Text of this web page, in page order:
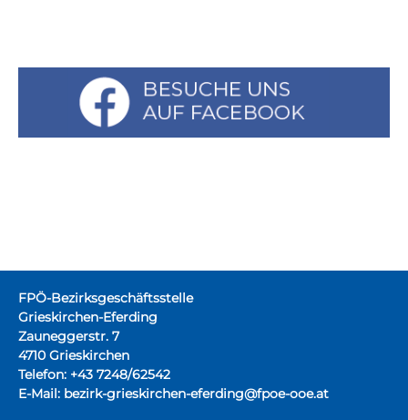
FPÖ-Bezirksgeschäftsstelle
Grieskirchen-Eferding
Zauneggerstr. 7
4710 Grieskirchen
Telefon: +43 7248/62542
E-Mail: bezirk-grieskirchen-eferding@fpoe-ooe.at